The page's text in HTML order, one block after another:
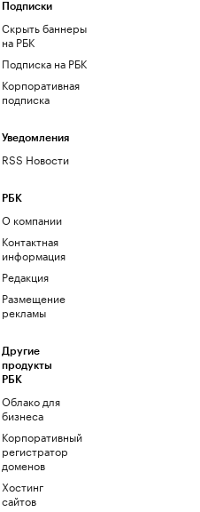
Подписки
Скрыть баннеры
на РБК
Подписка на РБК
Корпоративная
подписка
Уведомления
RSS Новости
РБК
О компании
Контактная
информация
Редакция
Размещение
рекламы
Другие
продукты
РБК
Облако для
бизнеса
Корпоративный
регистратор
доменов
Хостинг
сайтов